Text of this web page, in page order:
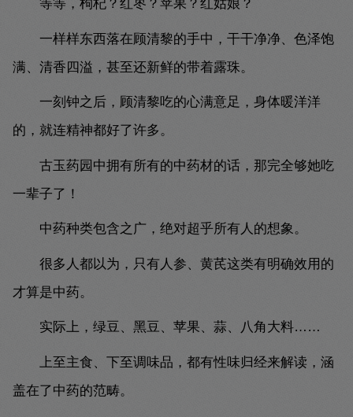
等等，枸杞？红枣？苹果？红姑娘？
一样样东西落在顾清黎的手中，干干净净、色泽饱
满、清香四溢，甚至还新鲜的带着露珠。
一刻钟之后，顾清黎吃的心满意足，身体暖洋洋
的，就连精神都好了许多。
古玉药园中拥有所有的中药材的话，那完全够她吃
一辈子了！
中药种类包含之广，绝对超乎所有人的想象。
很多人都以为，只有人参、黄芪这类有明确效用的
才算是中药。
实际上，绿豆、黑豆、苹果、蒜、八角大料……
上至主食、下至调味品，都有性味归经来解读，涵
盖在了中药的范畴。